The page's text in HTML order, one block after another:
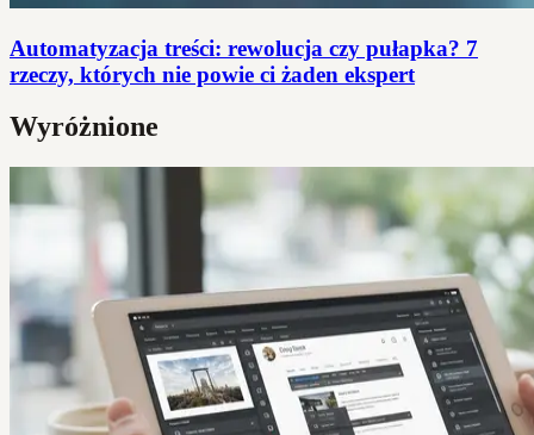
Automatyzacja treści: rewolucja czy pułapka? 7
rzeczy, których nie powie ci żaden ekspert
Wyróżnione